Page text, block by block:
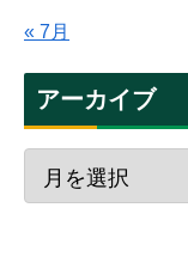
« 7月
アーカイブ